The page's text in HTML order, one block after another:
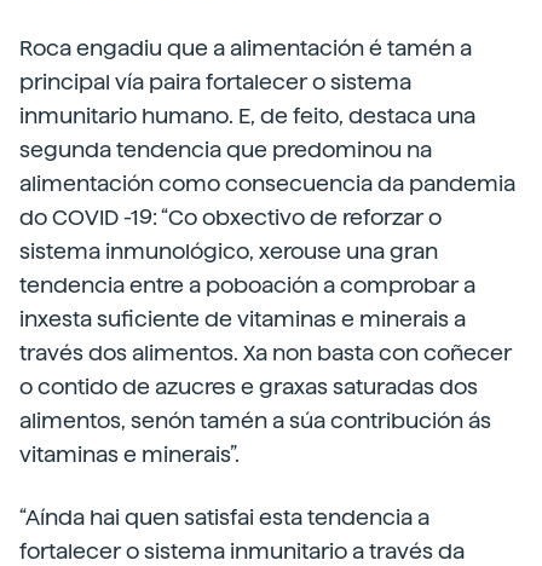
Roca engadiu que a alimentación é tamén a
principal vía paira fortalecer o sistema
inmunitario humano. E, de feito, destaca una
segunda tendencia que predominou na
alimentación como consecuencia da pandemia
do COVID -19: “Co obxectivo de reforzar o
sistema inmunológico, xerouse una gran
tendencia entre a poboación a comprobar a
inxesta suficiente de vitaminas e minerais a
través dos alimentos. Xa non basta con coñecer
o contido de azucres e graxas saturadas dos
alimentos, senón tamén a súa contribución ás
vitaminas e minerais”.
“Aínda hai quen satisfai esta tendencia a
fortalecer o sistema inmunitario a través da